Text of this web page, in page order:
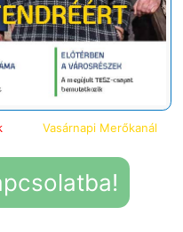
Vasárnapi Merőkanál